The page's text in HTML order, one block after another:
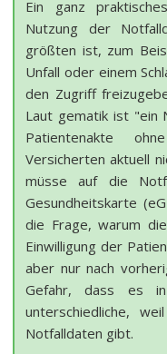
Ein ganz
Nutzung der
größten ist, zum
Unfall oder einem
den Zugriff
Laut gematik ist "ein
Patientenakte
Versicherten aktuell
müsse auf die
Gesundheitskarte
die Frage, warum
Einwilligung der
aber nur nach
Gefahr, dass es
unterschiedliche,
Notfalldaten gibt.